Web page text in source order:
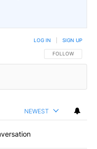
FOLLOW THIS
FOLLOW
LOG IN SIGN UP
NEWEST